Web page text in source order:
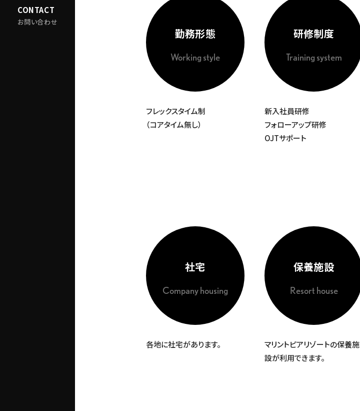
CONTACT
お問い合わせ
勤務形態
Working style
フレックスタイム制
（コアタイム無し）
研修制度
Training system
新入社員研修
フォローアップ研修
OJTサポート
社宅
Company housing
各地に社宅があります。
保養施設
Resort house
マリントピアリゾートの保養施
設が利用できます。